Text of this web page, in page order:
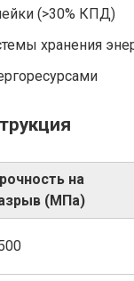
(>30% КПД)
хранения
на
(МПа)